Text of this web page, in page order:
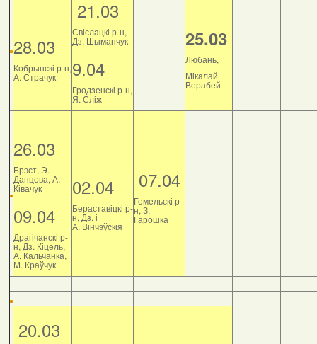
28.03
Кобрынскі р-н,
А. Страчук
21.03
Свіслацкі р-н,
Дз. Шыманчук
9.04
Гродзенскі р-н,
Я. Сліж
25.03
Любань,
Мікалай
Верабей
26.03
Брэст, Э.
Данцова, А.
Ківачук
09.04
Драгічанскі р-
н, Дз. Кіцель,
А. Кальчанка,
М. Краўчук
02.04
Бераставіцкі р-
н, Дз. і
А. Вінчэўскія
07.04
Гомельскі р-
н, З.
Гарошка
20.03